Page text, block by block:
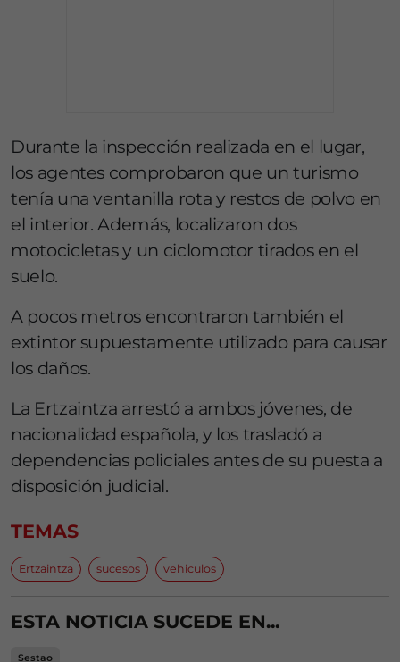
Durante la inspección realizada en el lugar,
los agentes comprobaron que un turismo
tenía una ventanilla rota y restos de polvo en
el interior. Además, localizaron dos
motocicletas y un ciclomotor tirados en el
suelo.
A pocos metros encontraron también el
extintor supuestamente utilizado para causar
los daños.
La Ertzaintza arrestó a ambos jóvenes, de
nacionalidad española, y los trasladó a
dependencias policiales antes de su puesta a
disposición judicial.
TEMAS
Ertzaintza sucesos vehiculos
ESTA NOTICIA SUCEDE EN...
Sestao